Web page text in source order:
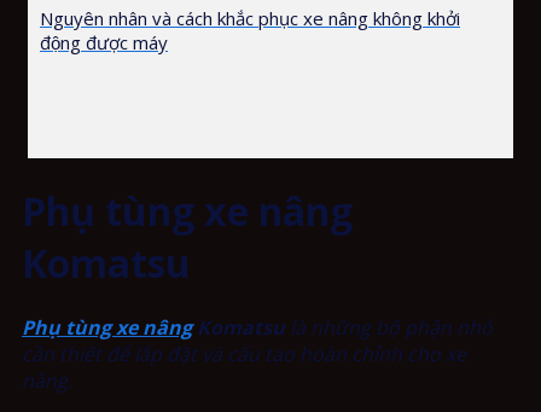
Nguyên nhân và cách khắc phục xe nâng không khởi
động được máy
Phụ tùng xe nâng
Komatsu
Phụ tùng xe nângKomatsu là những bộ phận nhỏ
cần thiết để lắp đặt và cấu tạo hoàn chỉnh cho xe
nâng.